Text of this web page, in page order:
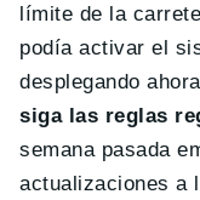
límite de la
podía activar el
desplegando
siga las reglas
semana pasada
actualizaciones a